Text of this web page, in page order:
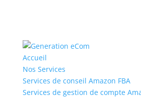
Accueil
Nos Services
Services de conseil Amazon FBA
Services de gestion de compte